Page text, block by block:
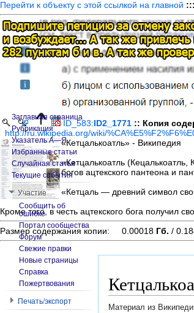
Перейти к объекту с этой ссылкой на главной :::
ID_583:ID2_1771 :: Копия
http://ru.wikipedia.org/wiki/
«Кетцалькоатль» - Википедия
«Кетцалькоатль
богов ацтекского пантеона и
«Кетцаль — древний символ
Кроме того, в честь ацтекского бога получил
Размер содержания копии: 0.00018 Гб. /
Материал из
Заглавная страница
Рубрикация
Указатель А—Я
Избранные статьи
Случайная статья
Текущие события
Участие
Сообщить об
ошибке
Портал сообщества
Форум
Свежие правки
Новые страницы
Справка
Пожертвования
Печать/экспорт